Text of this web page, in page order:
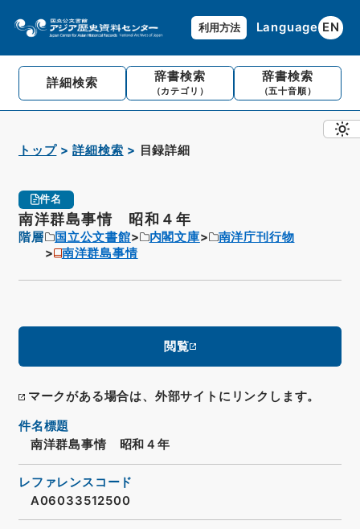
利用方法 Language EN
詳細検索 辞書検索
（カテゴリ）
辞書検索
（五十音順）
トップ 詳細検索 目録詳細
件名
南洋群島事情 昭和４年
階層 国立公文書館 内閣文庫
南洋庁刊行物
南洋群島事情
閲覧
マークがある場合は、外部サイトにリンクします。
件名標題
南洋群島事情 昭和４年
レファレンスコード
A06033512500